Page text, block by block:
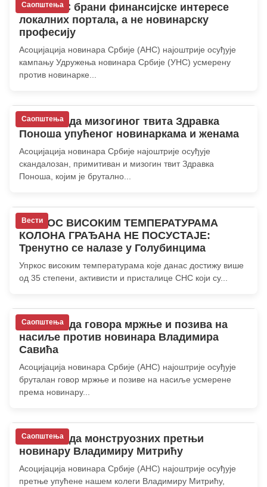
Саопштења
АНС: УНС брани финансијске интересе
локалних портала, а не новинарску
професију
Асоцијација новинара Србије (АНС) најоштрије осуђује
кампању Удружења новинара Србије (УНС) усмерену
против новинарке...
Саопштења
АНС: Осуда мизогиног твита Здравка
Поноша упућеног новинаркама и женама
Асоцијација новинара Србије најоштрије осуђује
скандалозан, примитиван и мизогин твит Здравка
Поноша, којим је брутално...
Вести
УПРКОС ВИСОКИМ ТЕМПЕРАТУРАМА
КОЛОНА ГРАЂАНА НЕ ПОСУСТАЈЕ:
Тренутно се налазе у Голубинцима
Упркос високим температурама које данас достижу више
од 35 степени, активисти и присталице СНС који су...
Саопштења
АНС: Осуда говора мржње и позива на
насиље против новинара Владимира
Савића
Асоцијација новинара Србије (АНС) најоштрије осуђује
бруталан говор мржње и позиве на насиље усмерене
према новинару...
Саопштења
АНС: Осуда монструозних претњи
новинару Владимиру Митрићу
Асоцијација новинара Србије (АНС) најоштрије осуђује
претње упућене нашем колеги Владимиру Митрићу,